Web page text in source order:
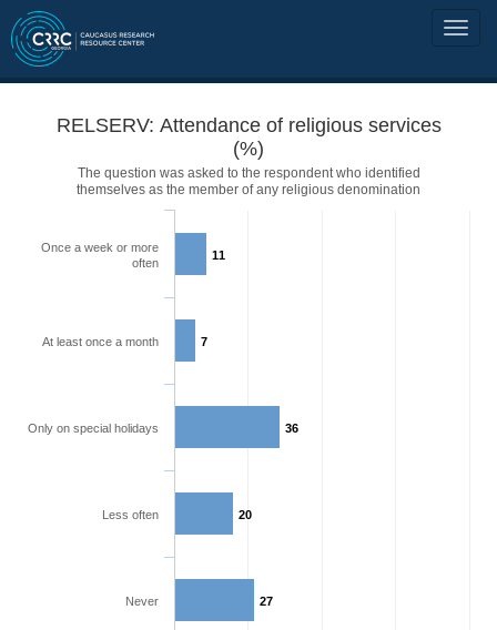
RELSERV: Attendance of religious services
(%)
The question was asked to the respondent who identified
themselves as the member of any religious denomination
11
7
36
20
27
Once a week or more
often
At least once a month
Only on special holidays
Less often
Never